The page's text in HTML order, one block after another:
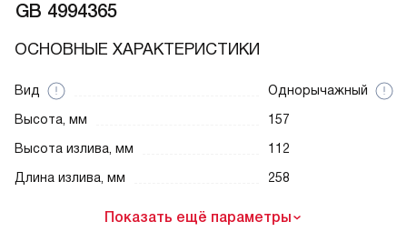
GB 4994365
ОСНОВНЫЕ ХАРАКТЕРИСТИКИ
Вид
Однорычажный
Высота, мм
157
Высота излива, мм
112
Длина излива, мм
258
Показать ещё параметры